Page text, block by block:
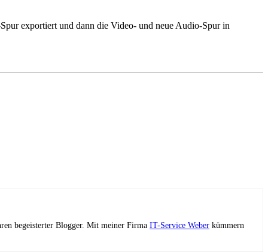
exportiert und dann die Video- und neue Audio-Spur in
begeisterter Blogger. Mit meiner Firma IT-Service Weber kümmern